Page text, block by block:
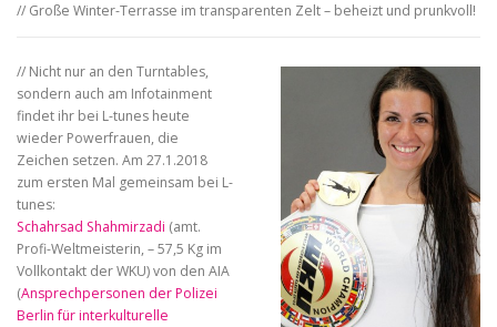
// Große Winter-Terrasse im transparenten Zelt – beheizt und prunkvoll!
// Nicht nur an den Turntables,
sondern auch am Infotainment
findet ihr bei L-tunes heute
wieder Powerfrauen, die
Zeichen setzen. Am 27.1.2018
zum ersten Mal gemeinsam bei L-
tunes:
Schahrsad Shahmirzadi (amt.
Profi-Weltmeisterin, – 57,5 Kg im
Vollkontakt der WKU) von den AIA
(Ansprechpersonen der Polizei
Berlin für interkulturelle